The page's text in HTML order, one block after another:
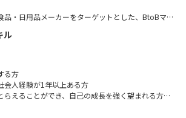
品・日用品メーカーをターゲットとした、BtoBマー
推進を行い、リード獲得を行って頂きます。web
ンテンツ制作など様々な手段を用いて、下記のよ
顧客を顕在化し、商談化へと繋げることが本ポジ
。
ビス
品やサービスの評価を行い、結果を用いて
ル
る方
会人経験が1年以上ある方
らえることができ、自己の成長を強く望まれる方